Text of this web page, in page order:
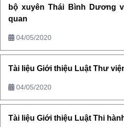
bộ xuyên Thái Bình Dương
quan
04/05/2020
Tài liệu Giới thiệu Luật Thư
04/05/2020
Tài liệu Giới thiệu Luật Thi